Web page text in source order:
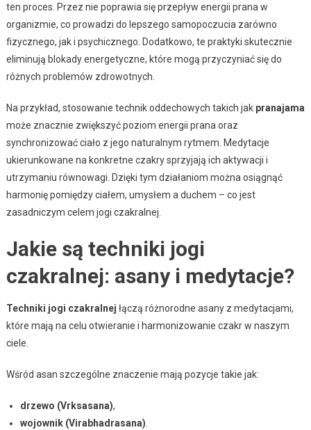
ten proces. Przez nie poprawia się przepływ energii prana w
organizmie, co prowadzi do lepszego samopoczucia zarówno
fizycznego, jak i psychicznego. Dodatkowo, te praktyki skutecznie
eliminują blokady energetyczne, które mogą przyczyniać się do
różnych problemów zdrowotnych.
Na przykład, stosowanie technik oddechowych takich jak pranajama
może znacznie zwiększyć poziom energii prana oraz
synchronizować ciało z jego naturalnym rytmem. Medytacje
ukierunkowane na konkretne czakry sprzyjają ich aktywacji i
utrzymaniu równowagi. Dzięki tym działaniom można osiągnąć
harmonię pomiędzy ciałem, umysłem a duchem – co jest
zasadniczym celem jogi czakralnej.
Jakie są techniki jogi
czakralnej: asany i medytacje?
Techniki jogi czakralnej łączą różnorodne asany z medytacjami,
które mają na celu otwieranie i harmonizowanie czakr w naszym
ciele.
Wśród asan szczególne znaczenie mają pozycje takie jak:
drzewo (Vrksasana),
wojownik (Virabhadrasana)